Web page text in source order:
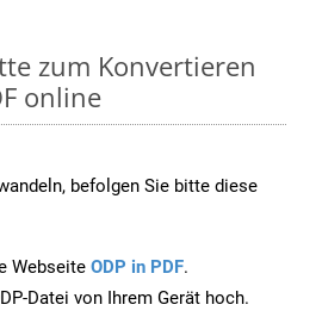
zum Konvertieren
online
befolgen Sie bitte diese
Webseite ODP in PDF.
Datei von Ihrem Gerät hoch.